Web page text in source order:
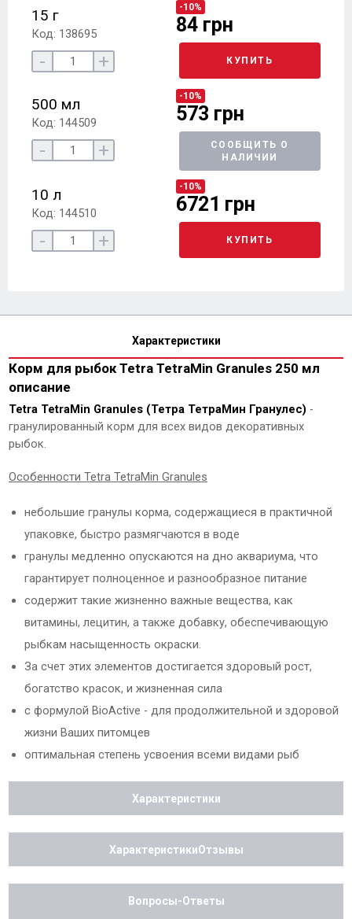
15 г
Код: 138695
-10%
84 грн
- + КУПИТЬ
500 мл
Код: 144509
-10%
573 грн
- +
СООБЩИТЬ О
НАЛИЧИИ
10 л
Код: 144510
-10%
6721 грн
- + КУПИТЬ
Характеристики
Корм для рыбок Tetra TetraMin Granules 250 мл
описание
Tetra TetraMin Granules (Тетра ТетраМин Гранулес) -
гранулированный корм для всех видов декоративных
рыбок.
Особенности Tetra TetraMin Granules
небольшие гранулы корма, содержащиеся в практичной
упаковке, быстро размягчаются в воде
гранулы медленно опускаются на дно аквариума, что
гарантирует полноценное и разнообразное питание
содержит такие жизненно важные вещества, как
витамины, лецитин, а также добавку, обеспечивающую
рыбкам насыщенность окраски.
За счет этих элементов достигается здоровый рост,
богатство красок, и жизненная сила
с формулой BioActive - для продолжительной и здоровой
жизни Ваших питомцев
оптимальная степень усвоения всеми видами рыб
Характеристики
ХарактеристикиОтзывы
Вопросы-Ответы